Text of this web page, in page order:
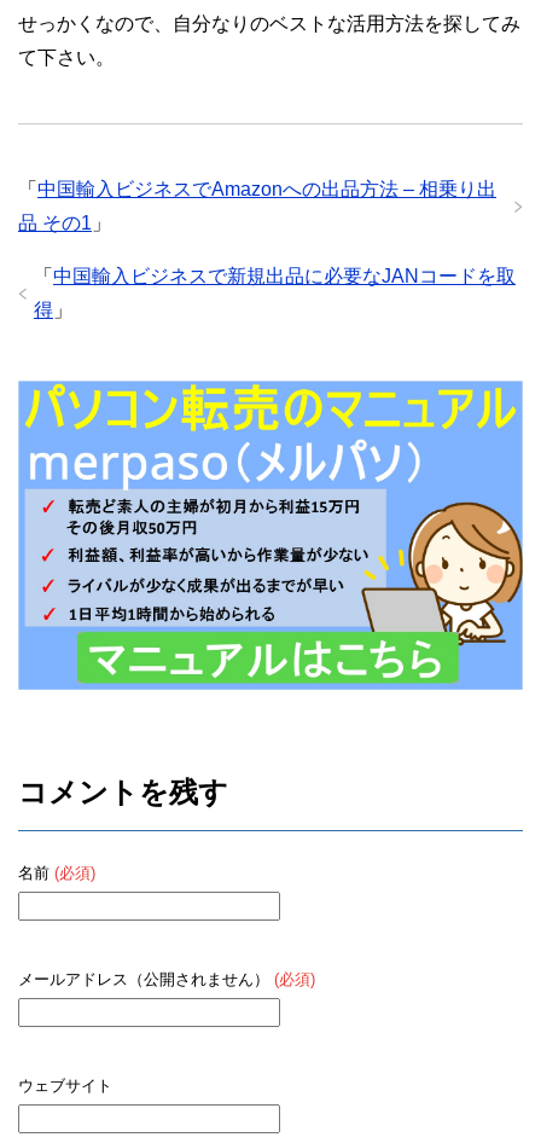
せっかくなので、自分なりのベストな活用方法を探してみ
て下さい。
「 中国輸入ビジネスでAmazonへの出品方法 – 相乗り出
品 その1 」
「 中国輸入ビジネスで新規出品に必要なJANコードを取
得 」
コメントを残す
名前 (必須)
メールアドレス（公開されません） (必須)
ウェブサイト